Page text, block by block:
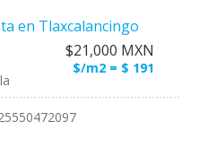
en Tlaxcalancingo
$21,000 MXN
$/m2 = $ 191